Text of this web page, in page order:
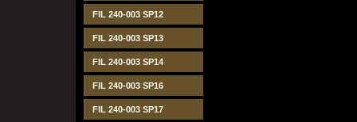
FIL 240-003 SP12
FIL 240-003 SP13
FIL 240-003 SP14
FIL 240-003 SP16
FIL 240-003 SP17